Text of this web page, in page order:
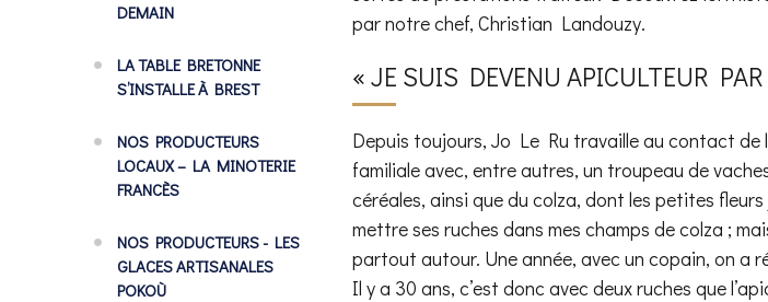
DEMAIN
LA TABLE BRETONNE
S’INSTALLE À BREST
NOS PRODUCTEURS
LOCAUX – LA MINOTERIE
FRANCÈS
NOS PRODUCTEURS - LES
GLACES ARTISANALES
POKOÙ
par notre chef, Christian Landouzy.
« JE SUIS DEVENU APICULTEUR
Depuis toujours, Jo Le Ru travaille au contact de
familiale avec, entre autres, un troupeau de
céréales, ainsi que du colza, dont les petites
mettre ses ruches dans mes champs de colza ;
partout autour. Une année, avec un copain, on a
Il y a 30 ans, c’est donc avec deux ruches que